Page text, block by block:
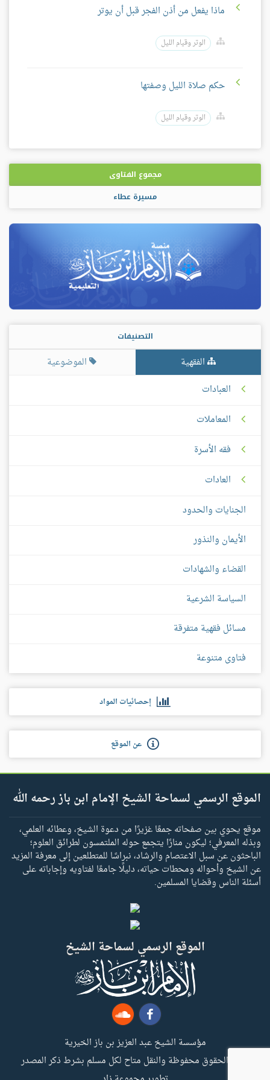
ماذا يفعل من أذن الفجر قبل أن يوتر
الوتر وقيام الليل
حكم صلاة الليل وصفتها
الوتر وقيام الليل
مجموع الفتاوى
مسيرة عطاء
التصنيفات
الفقهية
الموضوعية
العبادات
المعاملات
فقه الأسرة
العادات
الجنايات والحدود
الأيمان والنذور
القضاء والشهادات
السياسة الشرعية
مسائل فقهية متفرقة
فتاوى متنوعة
إحصائيات المواد
عن الموقع
الموقع الرسمي لسماحة الشيخ الإمام ابن باز رحمه الله
موقع يحوي بين صفحاته جمعًا غزيرًا من دعوة الشيخ، وعطائه العلمي،
وبذله المعرفي؛ ليكون منارًا يتجمع حوله الملتمسون لطرائق العلوم؛
الباحثون عن سبل الاعتصام والرشاد، نبراسًا للمتطلعين إلى معرفة المزيد
عن الشيخ وأحواله ومحطات حياته، دليلًا جامعًا لفتاويه وإجاباته على
أسئلة الناس وقضايا المسلمين.
الموقع الرسمي لسماحة الشيخ
مؤسسة الشيخ عبد العزيز بن باز الخيرية
جميع الحقوق محفوظة والنقل متاح لكل مسلم بشرط ذكر المصدر